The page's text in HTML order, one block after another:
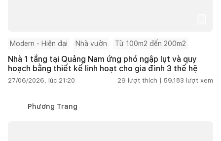
Modern - Hiện đại Nhà vườn Từ 100m2 đến 200m2
Nhà 1 tầng tại Quảng Nam ứng phó ngập lụt và quy
hoạch bằng thiết kế linh hoạt cho gia đình 3 thế hệ
27/06/2026, lúc 21:20 29 lượt thích | 59.183 lượt xem
Phương Trang